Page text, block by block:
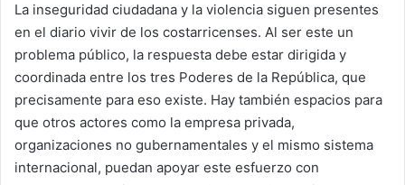
La inseguridad ciudadana y la violencia siguen presentes
en el diario vivir de los costarricenses. Al ser este un
problema público, la respuesta debe estar dirigida y
coordinada entre los tres Poderes de la República, que
precisamente para eso existe. Hay también espacios para
que otros actores como la empresa privada,
organizaciones no gubernamentales y el mismo sistema
internacional, puedan apoyar este esfuerzo con